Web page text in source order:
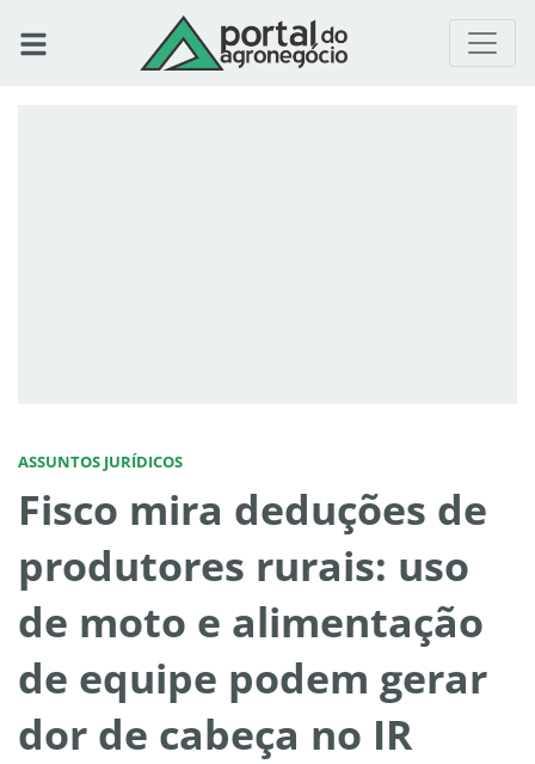
ASSUNTOS JURÍDICOS
Fisco mira deduções de
produtores rurais: uso
de moto e alimentação
de equipe podem gerar
dor de cabeça no IR